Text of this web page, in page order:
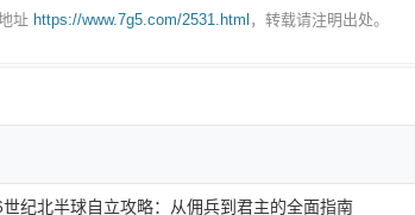
址 https://www.7g5.com/2531.html ，转载请注明出处。
纪北半球自立攻略：从佣兵到君主的全面指南